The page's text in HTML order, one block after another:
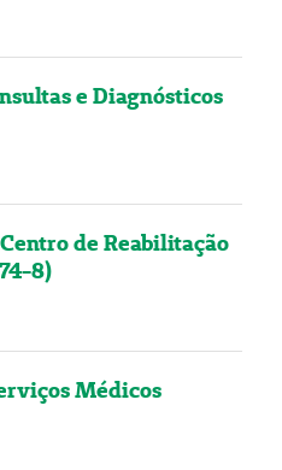
e Diagnósticos
de Reabilitação
8)
Médicos